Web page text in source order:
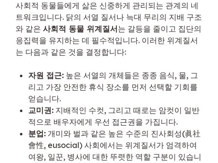
사회적 동물들에게 삶은 신중하게 관리되는 관계의 네
트워크입니다. 닭의 서열 질서나 늑대 무리의 지배 구조
와 같은 사회적 동물 위계질서는 갈등을 줄이고 집단의
응집력을 유지하는 데 필수적입니다. 이러한 위계질서
는 다음과 같은 것을 결정합니다:
자원 접근: 높은 서열의 개체들은 종종 음식, 물, 그
리고 가장 안전한 휴식 장소를 먼저 선택할 기회를
얻습니다.
교미권: 지배적인 수컷, 그리고 때로는 암컷이 일반
적으로 배우자에게 우선 접근권을 가집니다.
분업: 개미와 벌과 같은 높은 수준의 진사회성(眞社
會性, eusocial) 사회에서는 위계질서가 엄격하여
여왕, 일꾼, 병사에 대한 뚜렷한 역할 구분이 있습니